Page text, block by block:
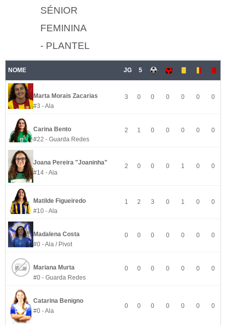
SÉNIOR
FEMININA
- PLANTEL
NOME JG 5
Marta Morais Zacarias
#3 - Ala
3 0 0 0 0 0 0
Carina Bento
#22 - Guarda Redes
2 1 0 0 0 0 0
Joana Pereira "Joaninha"
#14 - Ala
2 0 0 0 1 0 0
Matilde Figueiredo
#10 - Ala
1 2 3 0 1 0 0
Madalena Costa
#0 - Ala / Pivot
0 0 0 0 0 0 0
Mariana Murta
#0 - Guarda Redes
0 0 0 0 0 0 0
Catarina Benigno
#0 - Ala
0 0 0 0 0 0 0